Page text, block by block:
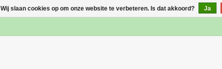
Wij slaan cookies op om onze website te verbeteren. Is dat akkoord? Ja